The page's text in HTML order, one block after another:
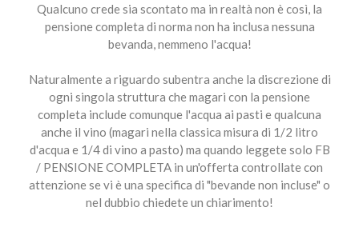
Qualcuno crede sia scontato ma in realtà non è così, la
pensione completa di norma non ha inclusa nessuna
bevanda, nemmeno l'acqua!
Naturalmente a riguardo subentra anche la discrezione di
ogni singola struttura che magari con la pensione
completa include comunque l'acqua ai pasti e qualcuna
anche il vino (magari nella classica misura di 1/2 litro
d'acqua e 1/4 di vino a pasto) ma quando leggete solo FB
/ PENSIONE COMPLETA in un'offerta controllate con
attenzione se vi è una specifica di "bevande non incluse" o
nel dubbio chiedete un chiarimento!